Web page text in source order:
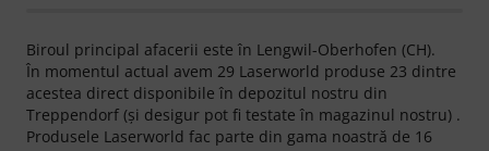
Biroul principal afacerii este în Lengwil-Oberhofen (CH).
În momentul actual avem 29 Laserworld produse 23 dintre
acestea direct disponibile în depozitul nostru din
Treppendorf (şi desigur pot fi testate în magazinul nostru) .
Produsele Laserworld fac parte din gama noastră de 16